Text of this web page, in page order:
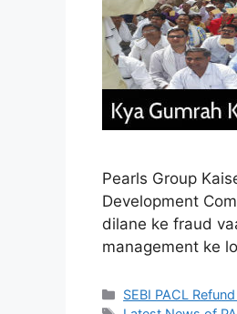
Pearls Group
Development
dilane ke fraud
management ke
Categories
SEBI PACL